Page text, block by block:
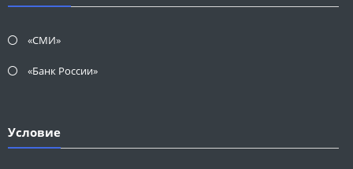
«СМИ»
«Банк России»
Условие